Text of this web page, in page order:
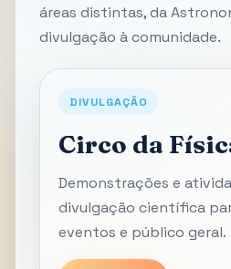
áreas distintas, da
divulgação à comunidade.
DIVULGAÇÃO
Circo da
Demonstrações e
divulgação científica
eventos e público geral.